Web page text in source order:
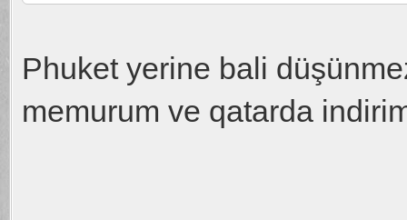
Phuket yerine bali
memurum ve qatarda